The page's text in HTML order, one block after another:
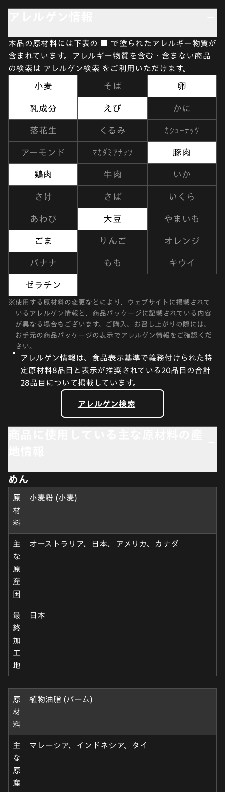
本品の原材料には下表の ■ で塗られたアレルギー物質が
含まれています。アレルギー物質を含む・含まない商品
の検索は アレルゲン検索 をご利用いただけます。
小麦 そば 卵
乳成分 えび かに
落花生 くるみ カシューナッツ
アーモンド マカダミアナッツ 豚肉
鶏肉 牛肉 いか
さけ さば いくら
あわび 大豆 やまいも
ごま りんご オレンジ
バナナ もも キウイ
ゼラチン
※使用する原材料の変更などにより、ウェブサイトに掲載されて
いるアレルゲン情報と、商品パッケージに記載されている内容
が異なる場合もございます。ご購入、お召し上がりの際には、
お手元の商品パッケージの表示でアレルゲン情報をご確認くだ
さい。
アレルゲン情報は、食品表示基準で義務付けられた特
定原材料8品目と表示が推奨されている20品目の合計
28品目について掲載しています。
アレルゲン検索
めん
原
材
料
小麦粉 (小麦)
主
な
原
産
国
オーストラリア、日本、アメリカ、カナダ
最
終
加
工
地
日本
原
材
料
植物油脂 (パーム)
主
な
原
産
マレーシア、インドネシア、タイ